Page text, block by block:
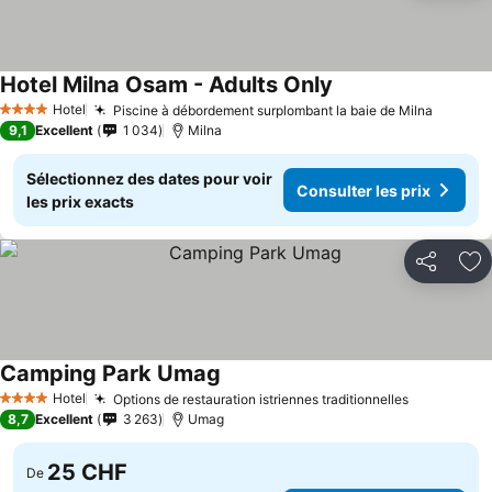
4 Étoiles Hotel Piscine à débordement surplombant la baie de Milna
Hotel Milna Osam - Adults Only
9,1 Excellent 1 034 Milna
Sélectionnez des dates pour voir
les prix exacts
Consulter les prix
Partager
4 Étoiles Hotel Options de restauration istriennes traditionnelles
Camping Park Umag
8,7 Excellent 3 263 Umag
De 25 CHF